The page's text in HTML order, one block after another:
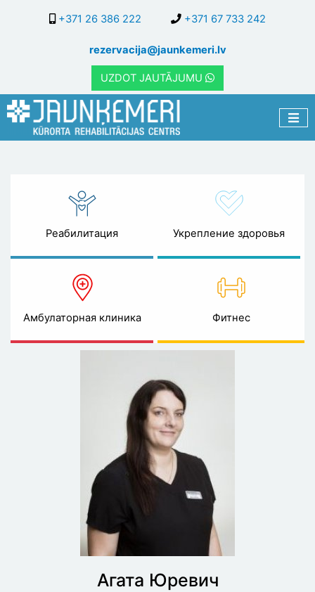
основному
содержанию
+371 26 386 222 +371 67 733 242
rezervacija@jaunkemeri.lv
UZDOT JAUTĀJUMU
Реабилитация Укрепление здоровья
Амбулаторная клиника Фитнес
Агата Юревич